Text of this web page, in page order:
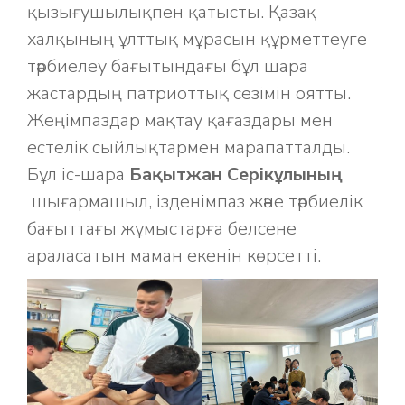
қызығушылықпен қатысты. Қазақ
халқының ұлттық мұрасын құрметтеуге
тәрбиелеу бағытындағы бұл шара
жастардың патриоттық сезімін оятты.
Жеңімпаздар мақтау қағаздары мен
естелік сыйлықтармен марапатталды.
Бұл іс-шара Бақытжан Серікұлының
шығармашыл, ізденімпаз және тәрбиелік
бағыттағы жұмыстарға белсене
араласатын маман екенін көрсетті.